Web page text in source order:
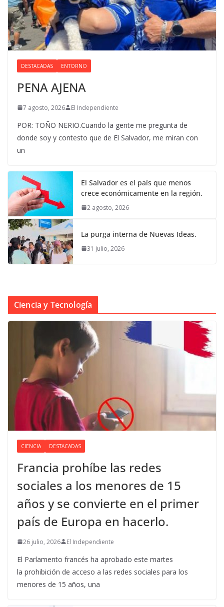
DESTACADAS ENTORNO
PENA AJENA
7 agosto, 2026 El Independiente
POR: TOÑO NERIO.Cuando la gente me pregunta de
donde soy y contesto que de El Salvador, me miran con
un
El Salvador es el país que menos
crece económicamente en la región.
2 agosto, 2026
La purga interna de Nuevas Ideas.
31 julio, 2026
Ciencia y Tecnología
CIENCIA DESTACADAS
Francia prohíbe las redes
sociales a los menores de 15
años y se convierte en el primer
país de Europa en hacerlo.
26 julio, 2026 El Independiente
El Parlamento francés ha aprobado este martes
la prohibición de acceso a las redes sociales para los
menores de 15 años, una